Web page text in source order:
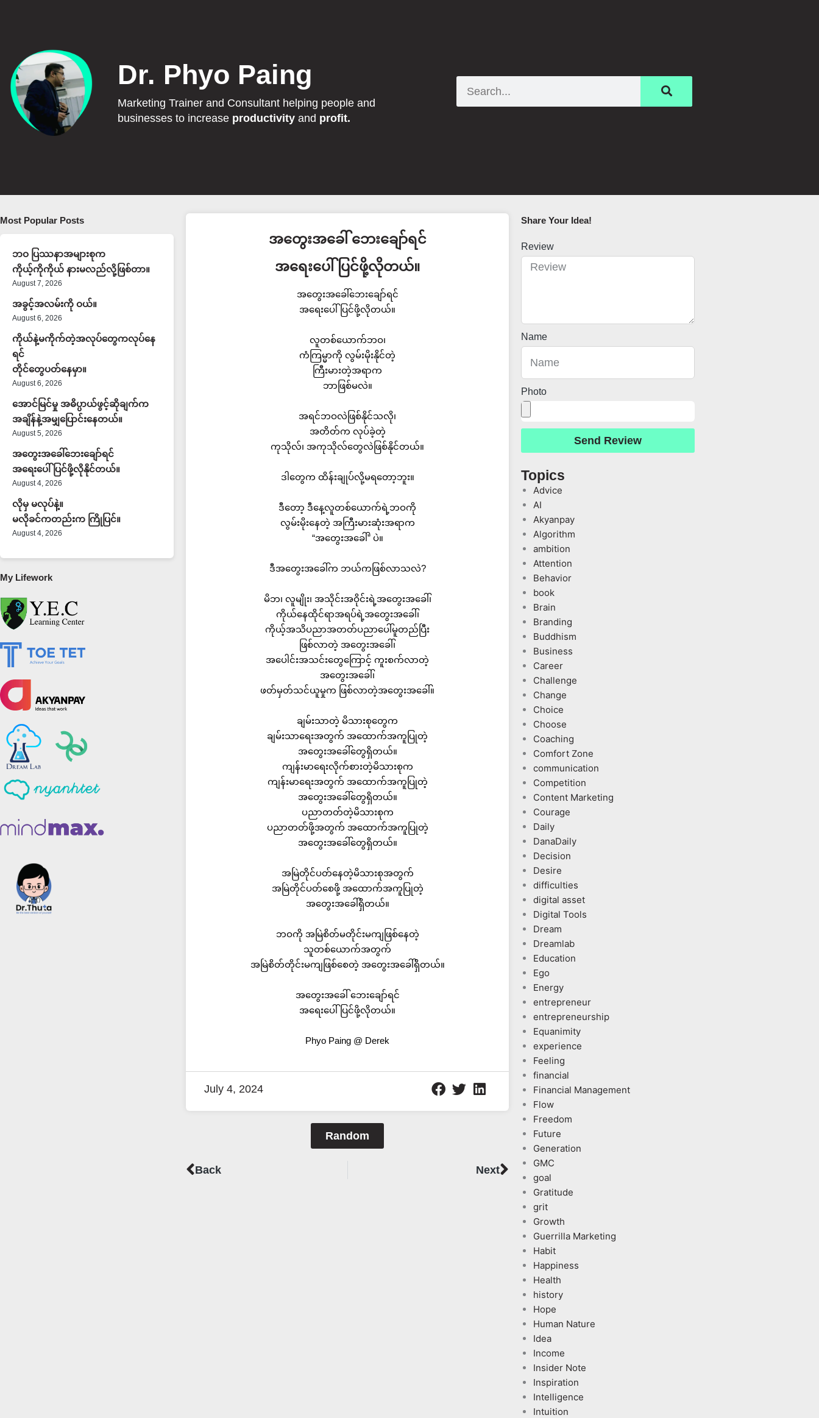
Dr. Phyo Paing
Marketing Trainer and Consultant helping people and
businesses to increase productivityand profit.
Most Popular Posts
ဘဝ ပြဿနာအများစုက
ကိုယ့်ကိုကိုယ် နားမလည်လို့ဖြစ်တာ။
August 7, 2026
အခွင့်အလမ်းကို ဝယ်။
August 6, 2026
ကိုယ်နဲ့မကိုက်တဲ့အလုပ်တွေကလုပ်နေ
ရင်
တိုင်တွေပတ်နေမှာ။
August 6, 2026
အောင်မြင်မှု အဓိပ္ပာယ်ဖွင့်ဆိုချက်က
အချိန်နဲ့အမျှပြောင်းနေတယ်။
August 5, 2026
အတွေးအခေါ်ဘေးချော်ရင်
အရေးပေါ်ပြင်ဖို့လိုနိုင်တယ်။
August 4, 2026
လိုမှ မလုပ်နဲ့။
မလိုခင်ကတည်းက ကြိုပြင်။
August 4, 2026
My Lifework
အတွေးအခေါ် ဘေးချော်ရင်
အရေးပေါ်ပြင်ဖို့လိုတယ်။
အတွေးအခေါ်ဘေးချော်ရင်
အရေးပေါ်ပြင်ဖို့လိုတယ်။
လူတစ်ယောက်ဘဝ၊
ကံကြမ္မာကို လွမ်းမိုးနိုင်တဲ့
ကြီးမားတဲ့အရာက
ဘာဖြစ်မလဲ။
အရင်ဘဝလဲဖြစ်နိုင်သလို၊
အတိတ်က လုပ်ခဲ့တဲ့
ကုသိုလ်၊ အကုသိုလ်တွေလဲဖြစ်နိုင်တယ်။
ဒါတွေက ထိန်းချုပ်လို့မရတော့ဘူး။
ဒီတော့ ဒီနေ့လူတစ်ယောက်ရဲ့ဘဝကို
လွမ်းမိုးနေတဲ့ အကြီးမားဆုံးအရာက
“အတွေးအခေါ်” ပဲ။
ဒီအတွေးအခေါ်က ဘယ်ကဖြစ်လာသလဲ?
မိဘ၊ လူမျိုး၊ အသိုင်းအဝိုင်းရဲ့အတွေးအခေါ်၊
ကိုယ်နေထိုင်ရာအရပ်ရဲ့အတွေးအခေါ်၊
ကိုယ့်အသိပညာအတတ်ပညာပေါ်မူတည်ပြီး
ဖြစ်လာတဲ့ အတွေးအခေါ်၊
အပေါင်းအသင်းတွေကြောင့် ကူးစက်လာတဲ့
အတွေးအခေါ်၊
ဖတ်မှတ်သင်ယူမှုက ဖြစ်လာတဲ့အတွေးအခေါ်။
ချမ်းသာတဲ့ မိသားစုတွေက
ချမ်းသာရေးအတွက် အထောက်အကူပြုတဲ့
အတွေးအခေါ်တွေရှိတယ်။
ကျန်းမာရေးလိုက်စားတဲ့မိသားစုက
ကျန်းမာရေးအတွက် အထောက်အကူပြုတဲ့
အတွေးအခေါ်တွေရှိတယ်။
ပညာတတ်တဲ့မိသားစုက
ပညာတတ်ဖို့အတွက် အထောက်အကူပြုတဲ့
အတွေးအခေါ်တွေရှိတယ်။
အမြဲတိုင်ပတ်နေတဲ့မိသားစုအတွက်
အမြဲတိုင်ပတ်စေဖို့ အထောက်အကူပြုတဲ့
အတွေးအခေါ်ရှိတယ်။
ဘဝကို အမြဲစိတ်မတိုင်းမကျဖြစ်နေတဲ့
သူတစ်ယောက်အတွက်
အမြဲစိတ်တိုင်းမကျဖြစ်စေတဲ့ အတွေးအခေါ်ရှိတယ်။
အတွေးအခေါ် ဘေးချော်ရင်
အရေးပေါ်ပြင်ဖို့လိုတယ်။
Phyo Paing @ Derek
July 4, 2024
Random
Prev
Back NextNext
Share Your Idea!​
Review
Name
Photo
Send Review
Topics
Advice
AI
Akyanpay
Algorithm
ambition
Attention
Behavior
book
Brain
Branding
Buddhism
Business
Career
Challenge
Change
Choice
Choose
Coaching
Comfort Zone
communication
Competition
Content Marketing
Courage
Daily
DanaDaily
Decision
Desire
difficulties
digital asset
Digital Tools
Dream
Dreamlab
Education
Ego
Energy
entrepreneur
entrepreneurship
Equanimity
experience
Feeling
financial
Financial Management
Flow
Freedom
Future
Generation
GMC
goal
Gratitude
grit
Growth
Guerrilla Marketing
Habit
Happiness
Health
history
Hope
Human Nature
Idea
Income
Insider Note
Inspiration
Intelligence
Intuition